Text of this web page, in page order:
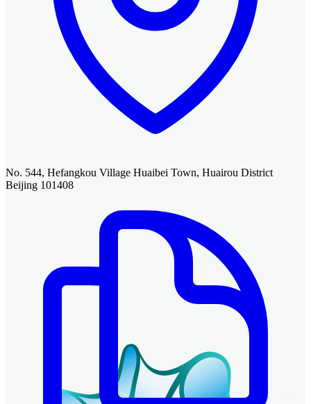
No. 544, Hefangkou Village Huaibei Town, Huairou District
Beijing 101408